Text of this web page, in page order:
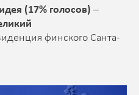
(17% голосов) –
финского Санта-